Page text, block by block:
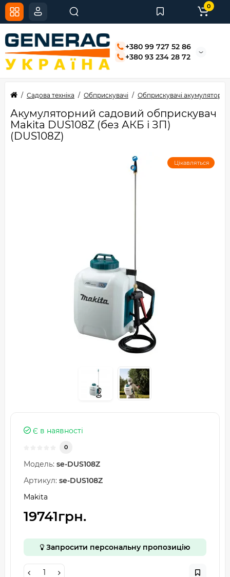
+380 99 727 52 86
+380 93 234 28 72
0
Садова техніка Обприскувачі Обприскувачі акумуляторні
Акумуляторний садовий обприскувач
Makita DUS108Z (без АКБ і ЗП)
(DUS108Z)
Цікавляться
Є в наявності
0
Модель: se-DUS108Z
Артикул: se-DUS108Z
Makita
19741грн.
Запросити персональну пропозицію